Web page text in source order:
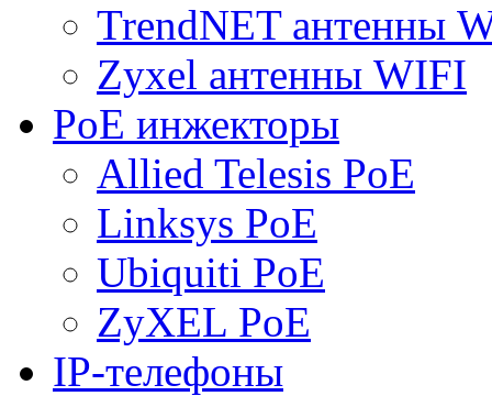
TrendNET антенны
Zyxel антенны WIFI
PoE инжекторы
Allied Telesis PoE
Linksys PoE
Ubiquiti PoE
ZyXEL PoE
IP-телефоны